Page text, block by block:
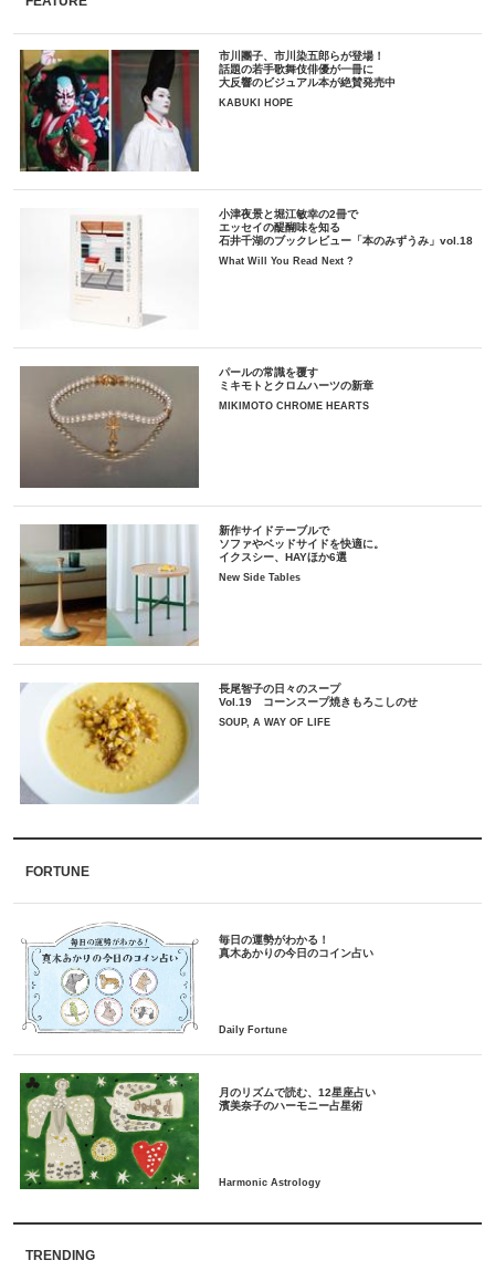
市川團子、市川染五郎らが登場！
話題の若手歌舞伎俳優が一冊に
大反響のビジュアル本が絶賛発売中
KABUKI HOPE
小津夜景と堀江敏幸の2冊で
エッセイの醍醐味を知る
石井千湖のブックレビュー「本のみずうみ」vol.18
What Will You Read Next ?
パールの常識を覆す
ミキモトとクロムハーツの新章
MIKIMOTO CHROME HEARTS
新作サイドテーブルで
ソファやベッドサイドを快適に。
イクスシー、HAYほか6選
New Side Tables
長尾智子の日々のスープ
Vol.19 コーンスープ焼きもろこしのせ
SOUP, A WAY OF LIFE
FORTUNE
毎日の運勢がわかる！
月のリズムで読む、12星座占い
TRENDING